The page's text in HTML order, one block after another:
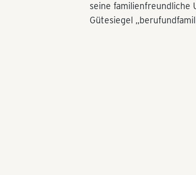
seine familienfreundliche
Gütesiegel